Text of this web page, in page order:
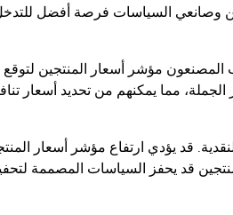
وصانعي السياسات فرصة أفضل
المصنعون مؤشر أسعار المنتجين لتوقع
الجملة، مما يمكنهم من تحديد أسعار
قد يؤدي ارتفاع مؤشر أسعار
قد يحفز السياسات المصممة